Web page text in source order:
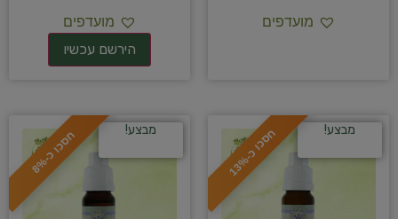
מועדפים מועדפים
ח
ס
כ
ו
כ
-
1
3
% מבצע! ח
ס
כ
ו
כ
-
8
% מבצע!